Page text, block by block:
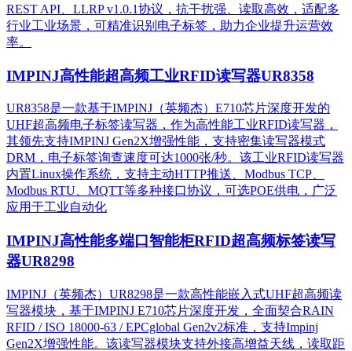
REST API、LLRP v1.0.1协议，抗干扰强、读取高效，适配多
行业工业场景，可精准识别电子标签，助力企业提升运营效
率。
IMPINJ高性能超高频工业RFID读写器UR8358
UR8358是一款基于IMPINJ（英频杰）E710芯片深度开发的
UHF超高频电子标签读写器，作为高性能工业RFID读写器，
其领先支持IMPINJ Gen2X增强性能，支持密集读写器模式
DRM，电子标签询查速度可达1000张/秒。该工业RFID读写器
内置Linux操作系统，支持主动HTTP推送、Modbus TCP、
Modbus RTU、MQTT等多种接口协议，可选POE供电，广泛
应用于工业自动化
IMPINJ高性能多端口智能柜RFID超高频标签读写
器UR8298
IMPINJ（英频杰）UR8298是一款高性能嵌入式UHF超高频读
写器模块，基于IMPINJ E710芯片深度开发，全面契合RAIN
RFID / ISO 18000-63 / EPCglobal Gen2v2标准，支持Impinj
Gen2X增强性能。该读写器模块支持外接高增益天线，读取距